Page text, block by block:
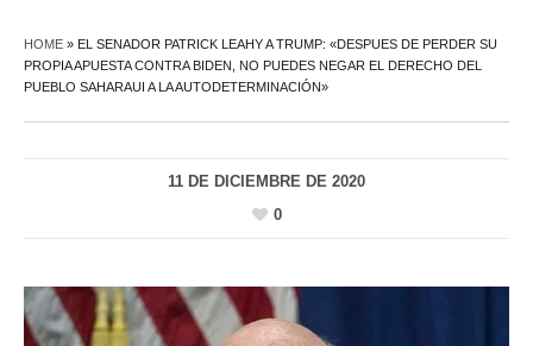
HOME » EL SENADOR PATRICK LEAHY A TRUMP: «DESPUES DE PERDER SU
PROPIA APUESTA CONTRA BIDEN, NO PUEDES NEGAR EL DERECHO DEL
PUEBLO SAHARAUI A LA AUTODETERMINACIÓN»
11 DE DICIEMBRE DE 2020
0